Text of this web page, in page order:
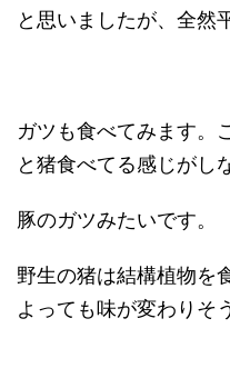
と思いましたが、全然
ガツも食べてみます。
と猪食べてる感じがし
豚のガツみたいです。
野生の猪は結構植物を
よっても味が変わりそ